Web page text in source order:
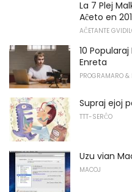
La 7 Plej
Aĉeto en
AĈETANTE
10
Enreta
PROGRAMARO &
Supraj ejoj
TTT-SERĈO
Uzu vian
MACOJ